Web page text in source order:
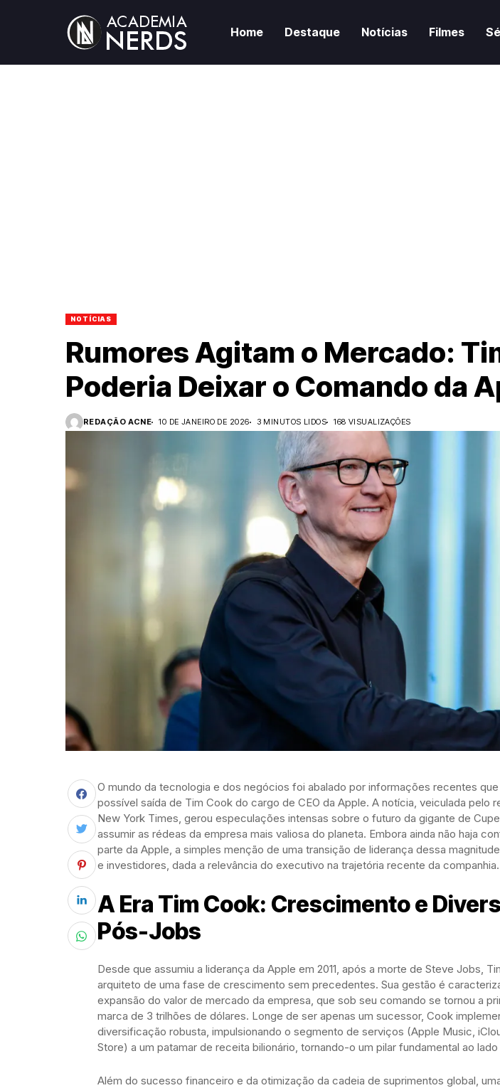
Home Destaque Notícias Filmes
NOTÍCIAS
Rumores Agitam o Mercado:
Poderia Deixar o Comando da
REDAÇÃO ACNE 10 DE JANEIRO DE 2026 3 MINUTOS LIDOS 168 VISUALIZAÇÕES
O mundo da tecnologia e dos negócios foi abalado por informações recentes que
possível saída de Tim Cook do cargo de CEO da Apple. A notícia, veiculada pelo
New York Times, gerou especulações intensas sobre o futuro da gigante de
assumir as rédeas da empresa mais valiosa do planeta. Embora ainda não haja
parte da Apple, a simples menção de uma transição de liderança dessa
e investidores, dada a relevância do executivo na trajetória recente da companhia.
A Era Tim Cook: Crescimento e
Pós-Jobs
Desde que assumiu a liderança da Apple em 2011, após a morte de Steve Jobs,
arquiteto de uma fase de crescimento sem precedentes. Sua gestão é
expansão do valor de mercado da empresa, que sob seu comando se tornou a
marca de 3 trilhões de dólares. Longe de ser apenas um sucessor, Cook
diversificação robusta, impulsionando o segmento de serviços (Apple Music,
Store) a um patamar de receita bilionário, tornando-o um pilar fundamental ao
Além do sucesso financeiro e da otimização da cadeia de suprimentos global,